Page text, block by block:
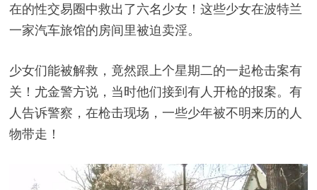
在的性交易圈中救出了六名少女！这些少女在波特兰
一家汽车旅馆的房间里被迫卖淫。
少女们能被解救，竟然跟上个星期二的一起枪击案有
关！尤金警方说，当时他们接到有人开枪的报案。有
人告诉警察，在枪击现场，一些少年被不明来历的人
物带走！